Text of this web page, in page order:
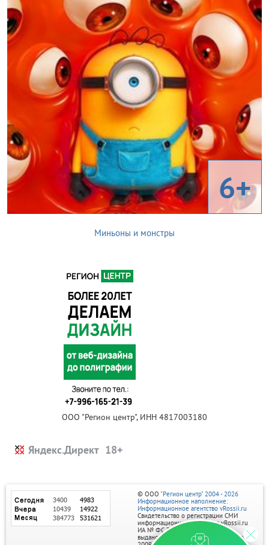
6+
Миньоны и монстры
ООО "Регион центр", ИНН 4817003180
Яндекс.Директ
© ООО "Регион центр" 2004 - 2026
Информационное наполнение:
Информационное агентство vRossii.ru
Свидетельство о регистрации СМИ
информационного агентства vRossii.ru
ИА № ФС 77‑35502
выдано РОСКОМНАДЗОРом 04 марта